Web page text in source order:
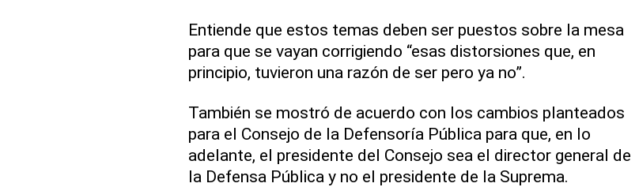
Entiende que estos temas deben ser puestos sobre la mesa
para que se vayan corrigiendo “esas distorsiones que, en
principio, tuvieron una razón de ser pero ya no”.
También se mostró de acuerdo con los cambios planteados
para el Consejo de la Defensoría Pública para que, en lo
adelante, el presidente del Consejo sea el director general de
la Defensa Pública y no el presidente de la Suprema.